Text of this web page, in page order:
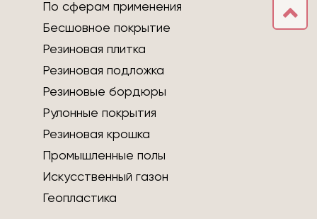
По сферам применения
Бесшовное покрытие
Резиновая плитка
Резиновая подложка
Резиновые бордюры
Рулонные покрытия
Резиновая крошка
Промышленные полы
Искусственный газон
Геопластика